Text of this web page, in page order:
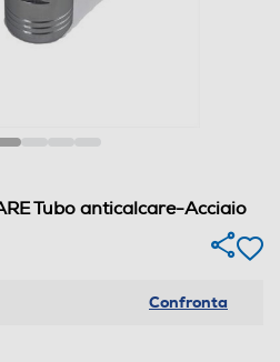
Tubo anticalcare-Acciaio
Confronta